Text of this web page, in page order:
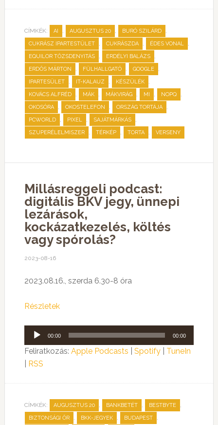
CÍMKÉK: AI , AUGUSZTUS 20 , BURÓ SZILÁRD ,
CUKRÁSZ IPARTESTÜLET , CUKRÁSZDA , ÉDES VONAL ,
EQUILOR TŐZSDENYITÁS , ERDÉLYI BALÁZS ,
ERDŐS MÁRTON , FÜLHALLGATÓ , GOOGLE ,
IPARTESÜLET , IT-KALAUZ , KÉSZÜLÉK ,
KOVÁCS ALFRÉD , MÁK , MÁKVIRÁG , MI , NOPQ ,
OKOSÓRA , OKOSTELEFON , ORSZÁG TORTÁJA ,
PCWORLD , PIXEL , SAJÁTMÁRKÁS ,
SZUPERÉLELMISZER , TÉRKÉP , TORTA , VERSENY
Millásreggeli podcast:
digitális BKV jegy, ünnepi
lezárások,
kockázatkezelés, költés
vagy spórolás?
2023-08-16
2023.08.16., szerda 6.30-8 óra
Részletek
Audió
lejátszó
00:00 00:00
Feliratkozás: Apple Podcasts Spotify| TuneIn
RSS
CÍMKÉK: AUGUSZTUS 20 , BANKBETÉT , BESTBYTE ,
BIZTONSÁGI ŐR , BKK-JEGYEK , BUDAPEST ,